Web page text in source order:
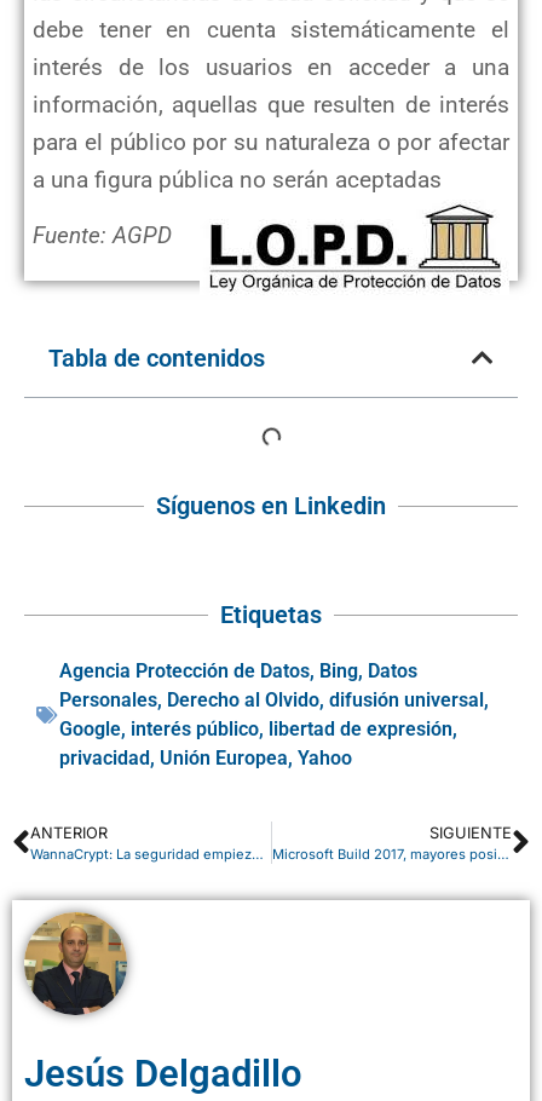
debe tener en cuenta sistemáticamente el
interés de los usuarios en acceder a una
información, aquellas que resulten de interés
para el público por su naturaleza o por afectar
a una figura pública no serán aceptadas
Fuente: AGPD
Tabla de contenidos
Síguenos en Linkedin
Etiquetas
Agencia Protección de Datos, Bing, Datos
Personales, Derecho al Olvido, difusión universal ,
Google, interés público, libertad de expresión,
privacidad, Unión Europea, Yahoo
ANTERIOR
WannaCrypt: La seguridad empieza en nosotros mismos
SIGUIENTE
Microsoft Build 2017, mayores posibilidades para los desarroladores
Jesús Delgadillo